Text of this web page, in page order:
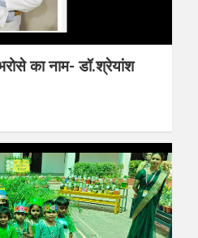
का नाम- डॉ.श्रेयांश